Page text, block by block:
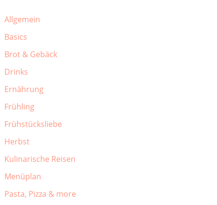
Allgemein
Basics
Brot & Gebäck
Drinks
Ernährung
Frühling
Frühstücksliebe
Herbst
Kulinarische Reisen
Menüplan
Pasta, Pizza & more